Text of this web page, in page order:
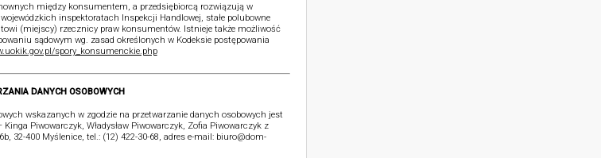
między konsumentem, a przedsiębiorcą rozwiązują w
inspektoratach Inspekcji Handlowej, stałe polubowne
(miejscy) rzecznicy praw konsumentów. Istnieje także możliwość
sądowym wg. zasad określonych w Kodeksie postępowania
spory_konsumenckie.php
DANYCH OSOBOWYCH
wskazanych w zgodzie na przetwarzanie danych osobowych jest
Piwowarczyk, Władysław Piwowarczyk, Zofia Piwowarczyk z
32-400 Myślenice, tel.: (12) 422-30-68, adres e-mail: biuro@dom-